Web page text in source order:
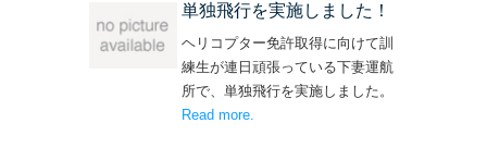
単独飛行を実施しました！
ヘリコプター免許取得に向けて訓
練生が連日頑張っている下妻運航
所で、単独飛行を実施しました。
Read more– ‘単独飛行を実施しました！’
.